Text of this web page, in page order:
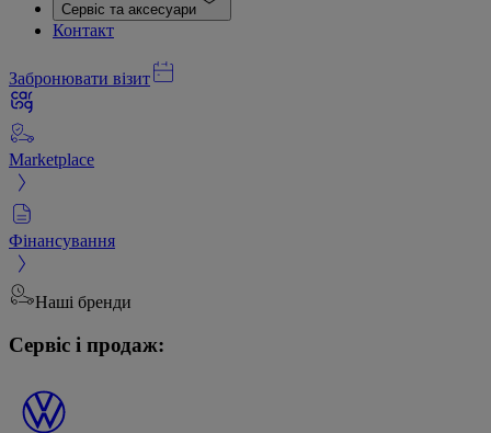
Сервіс та аксесуари
Контакт
Забронювати візит
Marketplace
Фінансування
Наші бренди
Сервіс і продаж: